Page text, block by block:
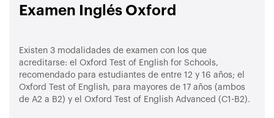
Examen Inglés Oxford
Existen 3 modalidades de examen con los que
acreditarse: el Oxford Test of English for Schools,
recomendado para estudiantes de entre 12 y 16 años; el
Oxford Test of English, para mayores de 17 años (ambos
de A2 a B2) y el Oxford Test of English Advanced (C1-B2).